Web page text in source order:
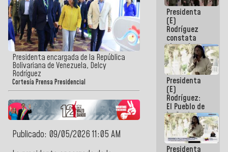
Presidenta encargada de la República
Bolivariana de Venezuela, Delcy
Rodríguez
Cortesía Prensa Presidencial
Publicado: 09/05/2026 11:05 AM
turístico
para La
Guaira
Presidenta
(E)
Rodríguez
constata
obras de
rehabilitación
de Escuela
Militar de
Mamo en La
Guaira
Presidenta
(E)
Rodríguez:
El Pueblo de
La Guaira
siempre
estará
acompañada
Presidenta